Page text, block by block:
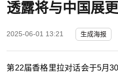
透露将与中国展
2025-06-01 13:21 生成海报
第22届香格里拉对话会于5月